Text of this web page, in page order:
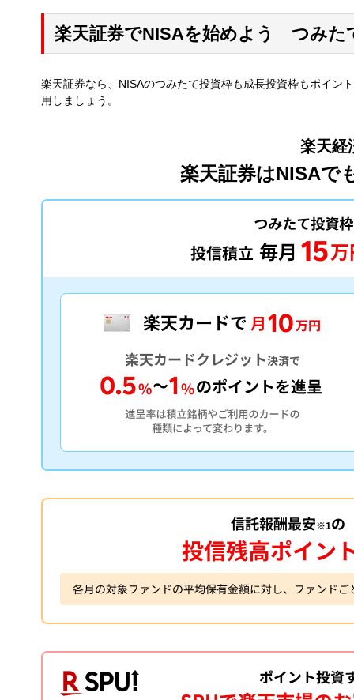
楽天証券でNISAを始めよう つみた
楽天証券なら、NISAのつみたて投資枠も成長投資枠もポイン
用しましょう。
楽天経
楽天証券はNISAで